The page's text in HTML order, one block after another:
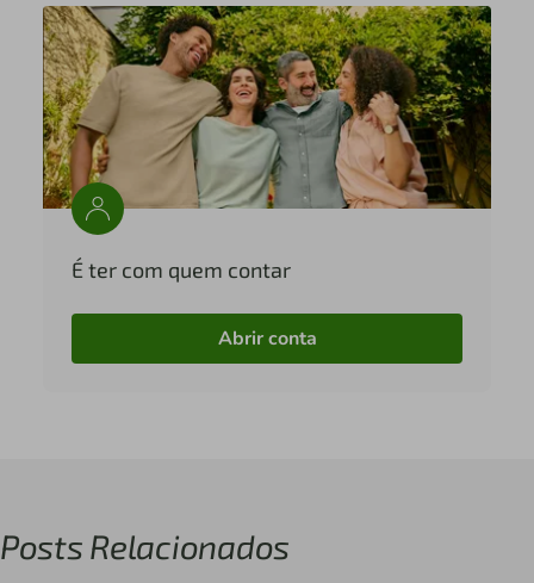
É ter com quem contar
Abrir conta
Posts Relacionados